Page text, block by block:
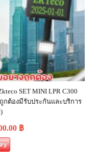
SET MINI LPR C300
กต้องมีรับประกันและบริการ
฿